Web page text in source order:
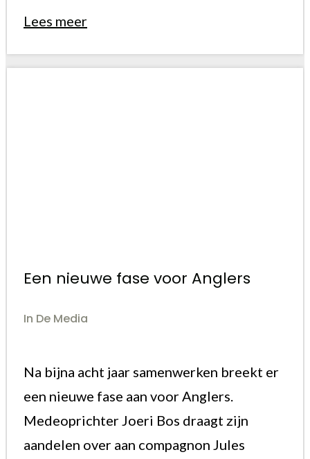
Lees meer
Een nieuwe fase voor Anglers
In De Media
Na bijna acht jaar samenwerken breekt er
een nieuwe fase aan voor Anglers.
Medeoprichter Joeri Bos draagt zijn
aandelen over aan compagnon Jules